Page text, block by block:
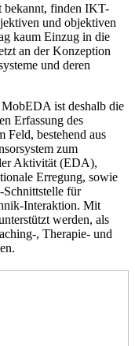
bekannt, finden IKT-
und objektiven
kaum Einzug in die
an der Konzeption
und deren
ist deshalb die
Erfassung des
Feld, bestehend aus
zum
Aktivität (EDA),
Erregung, sowie
Schnittstelle für
Interaktion. Mit
werden, als
, Therapie- und